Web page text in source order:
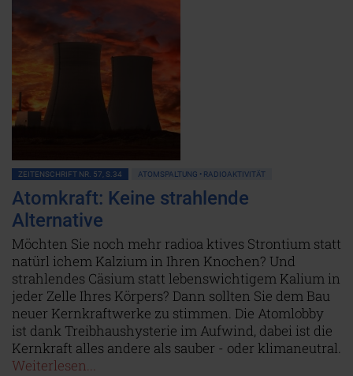
ZEITENSCHRIFT NR. 57, S.34 ATOMSPALTUNG • RADIOAKTIVITÄT
Atomkraft: Keine strahlende
Alternative
Möchten Sie noch mehr radioa ktives Strontium statt
natürl ichem Kalzium in Ihren Knochen? Und
strahlendes Cäsium statt lebenswichtigem Kalium in
jeder Zelle Ihres Körpers? Dann sollten Sie dem Bau
neuer Kernkraftwerke zu stimmen. Die Atomlobby
ist dank Treibhaushysterie im Aufwind, dabei ist die
Kernkraft alles andere als sauber - oder klimaneutral.
Weiterlesen...